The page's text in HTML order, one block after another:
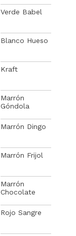
Verde Babel
Blanco Hueso
Kraft
Marrón
Góndola
Marrón Dingo
Marrón Frijol
Marrón
Chocolate
Rojo Sangre